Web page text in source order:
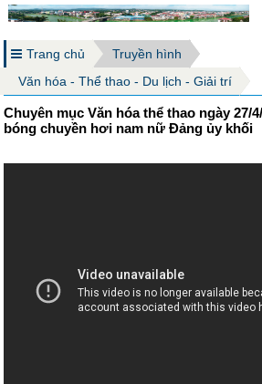
Trang chủ
Truyền hình
Văn hóa - Thể thao - Du lịch - Giải trí
Chuyên mục Văn hóa thể thao ngày 27/
bóng chuyền hơi nam nữ Đảng ủy khối